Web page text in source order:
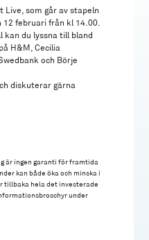
som går av stapeln
februari från kl 14.00.
kan du lyssna till bland
H&M, Cecilia
och Börje
diskuterar gärna
är ingen garanti för framtida
kan både öka och minska i
tillbaka hela det investerade
under